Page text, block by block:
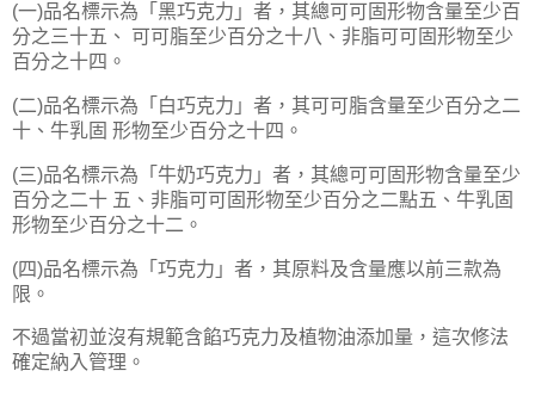
(一)品名標示為「黑巧克力」者，其總可可固形物含量至少百
分之三十五、 可可脂至少百分之十八、非脂可可固形物至少
百分之十四。
(二)品名標示為「白巧克力」者，其可可脂含量至少百分之二
十、牛乳固 形物至少百分之十四。
(三)品名標示為「牛奶巧克力」者，其總可可固形物含量至少
百分之二十 五、非脂可可固形物至少百分之二點五、牛乳固
形物至少百分之十二。
(四)品名標示為「巧克力」者，其原料及含量應以前三款為
限。
不過當初並沒有規範含餡巧克力及植物油添加量，這次修法
確定納入管理。